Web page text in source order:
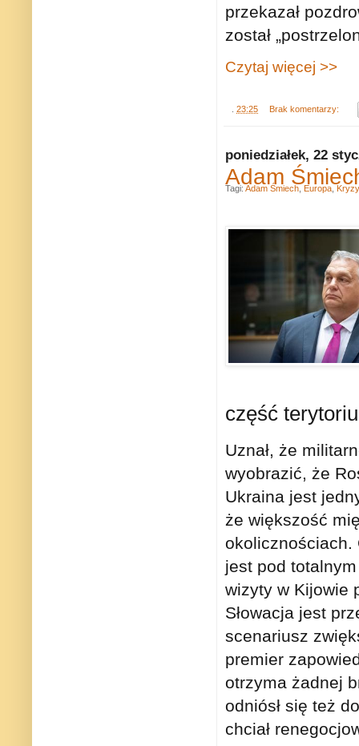
przekazał
został
Czytaj więcej >>
23:25 Brak komentarzy:
poniedziałek, 22
Adam
część
Uznał, że
wyobrazić, że
Ukraina jest
że większość
okolicznościach.
jest pod
wizyty w Kijowie
Słowacja jest
scenariusz
premier
otrzyma żadnej
odniósł się też
chciał
Tagi: Adam Śmiech Europa